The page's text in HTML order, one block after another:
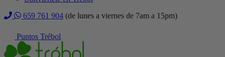
659 761 904 (de lunes a viernes de 7am a 15pm)
Puntos Trébol